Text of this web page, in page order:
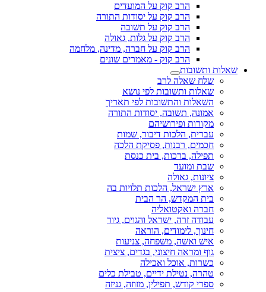
הרב קוק על המועדים
הרב קוק על יסודות התורה
הרב קוק על תשובה
הרב קוק על גלות, גאולה
הרב קוק על חברה, מדינה, מלחמה
הרב קוק - מאמרים שונים
שאלות ותשובות
שלח שאלה לרב
שאלות ותשובות לפי נושא
השאלות והתשובות לפי תאריך
אמונה, תשובה, יסודות התורה
מקורות ופירושיהם
עברית, הלכות דיבור, שמות
חכמים, רבנות, פסיקת הלכה
תפילה, ברכות, בית כנסת
שבת ומועד
ציונות, גאולה
ארץ ישראל, הלכות תלויות בה
בית המקדש, הר הבית
חברה ואקטואליה
עבודה זרה, ישראל והגוים, גיור
חינוך, לימודים, הוראה
איש ואשה, משפחה, צניעות
גוף ומראה חיצוני, בגדים, ציצית
כשרות, אוכל ואכילה
טהרה, נטילת ידיים, טבילת כלים
ספרי קודש, תפילין, מזוזה, גניזה